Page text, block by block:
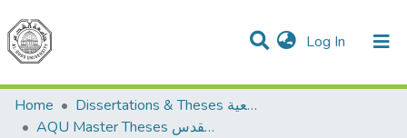
Log In (current)
Communities & Collections
All of DSpace
Home
Dissertations & Theses الرسائل الجامعية
AQU Master Theses الرسائل الجامعية الخاصة بجامعة القدس